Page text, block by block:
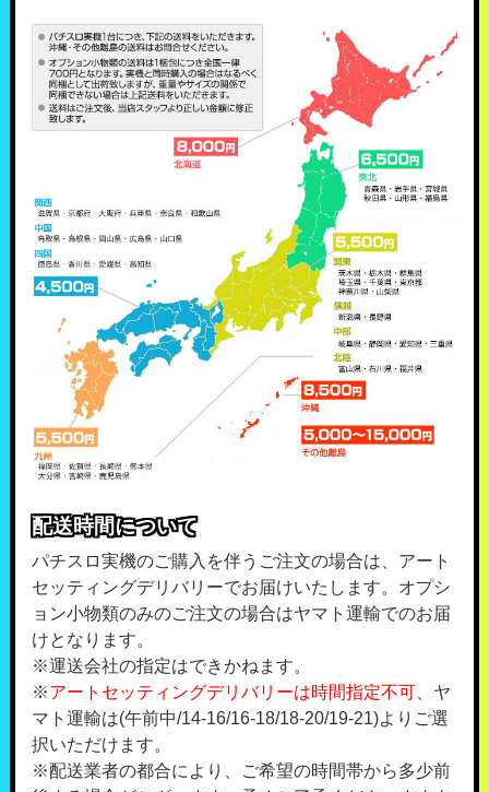
配送時間について
パチスロ実機のご購入を伴うご注文の場合は、アート
セッティングデリバリーでお届けいたします。オプシ
ョン小物類のみのご注文の場合はヤマト運輸でのお届
けとなります。
※運送会社の指定はできかねます。
※アートセッティングデリバリーは時間指定不可、ヤ
マト運輸は(午前中/14-16/16-18/18-20/19-21)よりご選
択いただけます。
※配送業者の都合により、ご希望の時間帯から多少前